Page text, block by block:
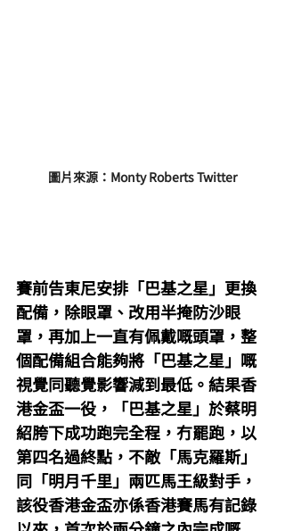
圖片來源：Monty Roberts Twitter
賽前告東尼安排「巴基之星」更換
配備，除眼罩、改用半掩防沙眼
罩，再加上一直有佩戴嘅頭罩，整
個配備組合能夠將「巴基之星」嘅
視覺同聽覺影響減到最低。結果香
港金盃一役，「巴基之星」於蔡明
紹胯下成功跑完全程，冇罷跑，以
第四名過終點，不敵「馬克羅斯」
同「明月千里」兩匹馬王級對手，
該役香港金盃亦係香港賽馬有記錄